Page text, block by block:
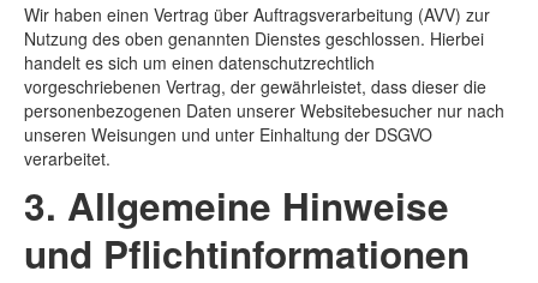
Wir haben einen Vertrag über Auftragsverarbeitung (AVV) zur
Nutzung des oben genannten Dienstes geschlossen. Hierbei
handelt es sich um einen datenschutzrechtlich
vorgeschriebenen Vertrag, der gewährleistet, dass dieser die
personenbezogenen Daten unserer Websitebesucher nur nach
unseren Weisungen und unter Einhaltung der DSGVO
verarbeitet.
3. Allgemeine Hinweise
und Pflicht­informationen